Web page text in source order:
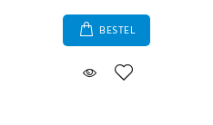
BESTEL